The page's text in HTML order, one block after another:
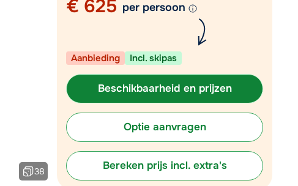
Plan een terugbelverzoek
Chat met wintersportspecialist
Bel ons via 03 3037838
38
€ 625 per persoon
Aanbieding Incl. skipas
Beschikbaarheid en prijzen
Optie aanvragen
Bereken prijs incl. extra's